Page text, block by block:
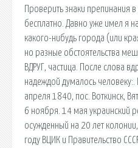
Проверить знаки препинания
бесплатно. Давно уже имел я
какого-нибудь города (или
но разные обстоятельства
ВДРУГ, частица. После слова
надеждой думалось
апреля 1840, пос. Воткинск,
6 ноября. 14 мая украинский
осужденный на 20 лет
году ВЦИК и Правительство